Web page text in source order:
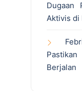
Dugaan
Aktivis di
Berjalan